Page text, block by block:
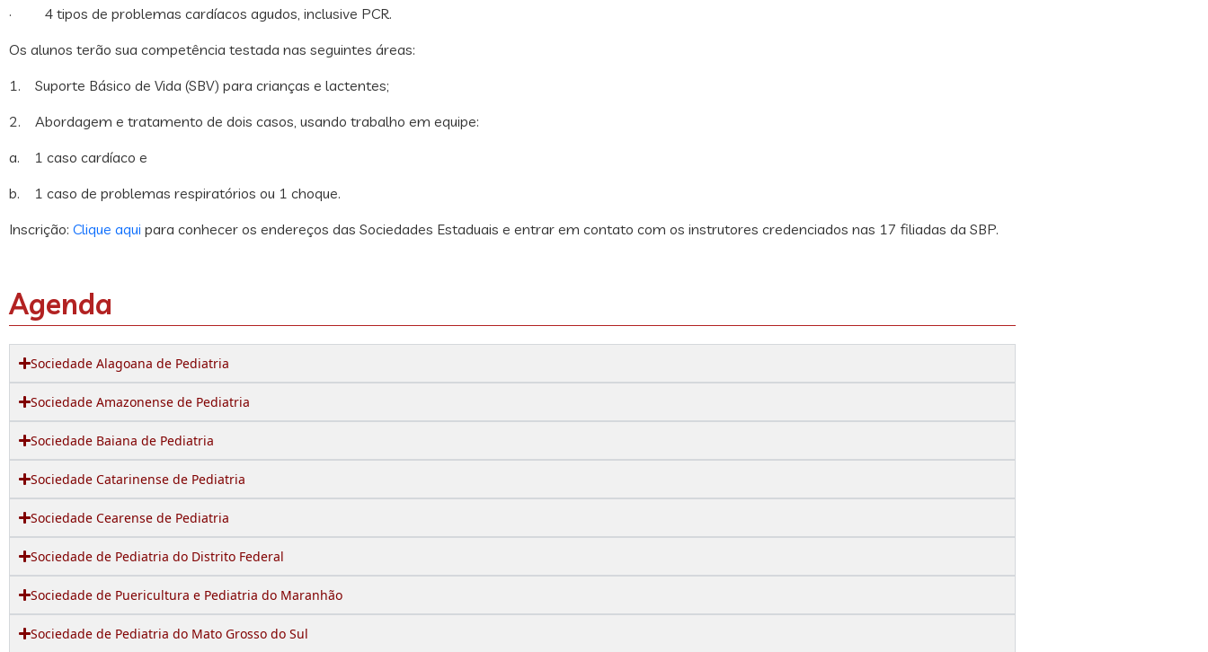
· 4 tipos de problemas cardíacos agudos, inclusive PCR.
Os alunos terão sua competência testada nas seguintes áreas:
1. Suporte Básico de Vida (SBV) para crianças e lactentes;
2. Abordagem e tratamento de dois casos, usando trabalho em equipe:
a. 1 caso cardíaco e
b. 1 caso de problemas respiratórios ou 1 choque.
Inscrição: Clique aqui para conhecer os endereços das Sociedades Estaduais e entrar em contato com os instrutores credenciados nas 17 filiadas da SBP.
Agenda
Sociedade Alagoana de Pediatria
Sociedade Amazonense de Pediatria
Sociedade Baiana de Pediatria
Sociedade Catarinense de Pediatria
Sociedade Cearense de Pediatria
Sociedade de Pediatria do Distrito Federal
Sociedade de Puericultura e Pediatria do Maranhão
Sociedade de Pediatria do Mato Grosso do Sul